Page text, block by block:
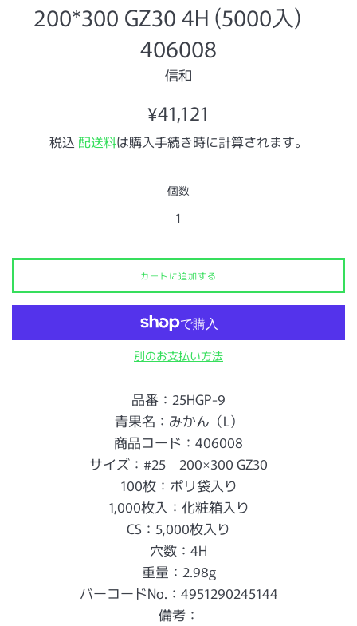
200*300 GZ30 4H (5000入)
406008
信和
通
価
¥41,121
税込 配送料は購入手続き時に計算されます。
個数
カートに追加する
別のお支払い方法
品番：25HGP-9
青果名：みかん（L）
商品コード：406008
サイズ：#25 200×300 GZ30
100枚：ポリ袋入り
1,000枚入：化粧箱入り
CS：5,000枚入り
穴数：4H
重量：2.98g
バーコードNo.：4951290245144
備考：